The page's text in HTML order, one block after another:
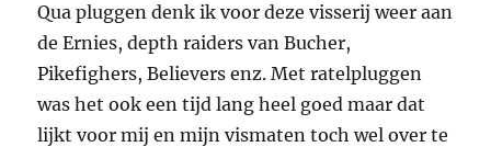
Qua pluggen denk ik voor deze visserij weer aan
de Ernies, depth raiders van Bucher,
Pikefighers, Believers enz. Met ratelpluggen
was het ook een tijd lang heel goed maar dat
lijkt voor mij en mijn vismaten toch wel over te